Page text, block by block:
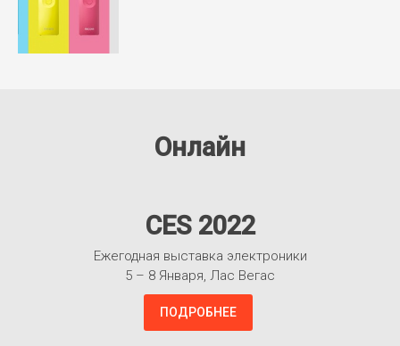
Онлайн
CES 2022
Ежегодная выставка электроники
5 – 8 Января, Лас Вегас
ПОДРОБНЕЕ